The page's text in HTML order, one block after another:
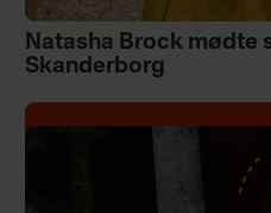
Natasha Brock mødte
Skanderborg